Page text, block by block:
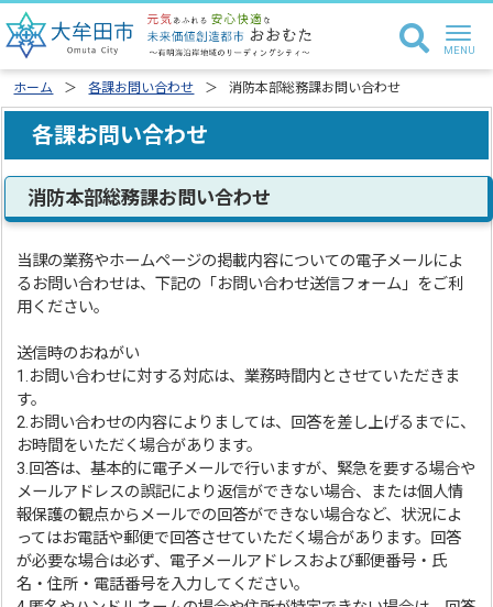
ホーム 各課お問い合わせ 消防本部総務課お問い合わせ
各課お問い合わせ
消防本部総務課お問い合わせ
当課の業務やホームページの掲載内容についての電子メールによ
るお問い合わせは、下記の「お問い合わせ送信フォーム」をご利
用ください。
送信時のおねがい
1.お問い合わせに対する対応は、業務時間内とさせていただきま
す。
2.お問い合わせの内容によりましては、回答を差し上げるまでに、
お時間をいただく場合があります。
3.回答は、基本的に電子メールで行いますが、緊急を要する場合や
メールアドレスの誤記により返信ができない場合、または個人情
報保護の観点からメールでの回答ができない場合など、状況によ
ってはお電話や郵便で回答させていただく場合があります。回答
が必要な場合は必ず、電子メールアドレスおよび郵便番号・氏
名・住所・電話番号を入力してください。